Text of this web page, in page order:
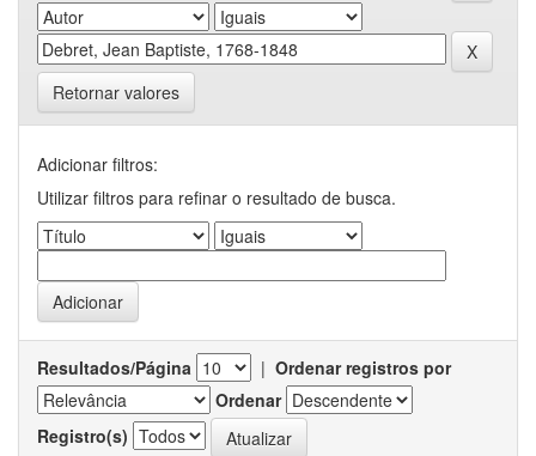
Retornar valores
Adicionar filtros:
Utilizar filtros para refinar o resultado de busca.
Resultados/Página | Ordenar registros por
Ordenar
Registro(s)